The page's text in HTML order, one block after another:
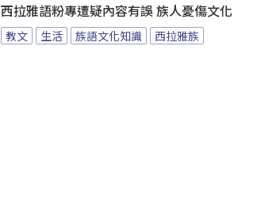
西拉雅語粉專遭疑內容有誤 族人憂傷文化
教文 生活 族語文化知識 西拉雅族